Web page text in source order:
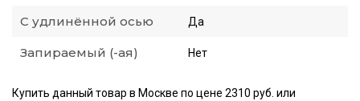
С удлинённой осью Да
Запираемый (-ая) Нет
Купить данный товар в Москве по цене 2310 руб. или